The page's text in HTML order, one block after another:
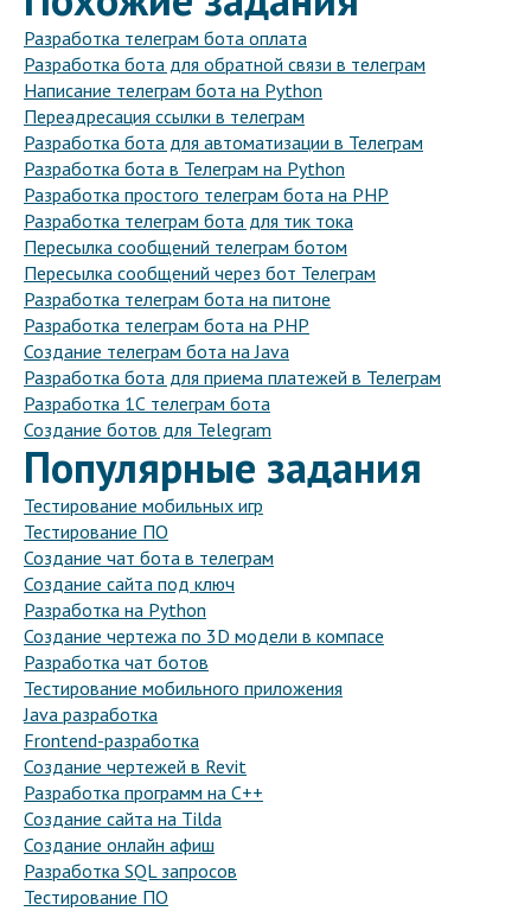
Разработка телеграм бота оплата
Разработка бота для обратной связи в телеграм
Написание телеграм бота на Python
Переадресация ссылки в телеграм
Разработка бота для автоматизации в Телеграм
Разработка бота в Телеграм на Python
Разработка простого телеграм бота на PHP
Разработка телеграм бота для тик тока
Пересылка сообщений телеграм ботом
Пересылка сообщений через бот Телеграм
Разработка телеграм бота на питоне
Разработка телеграм бота на PHP
Создание телеграм бота на Java
Разработка бота для приема платежей в Телеграм
Разработка 1С телеграм бота
Создание ботов для Telegram
Популярные задания
Тестирование мобильных игр
Тестирование ПО
Создание чат бота в телеграм
Создание сайта под ключ
Разработка на Python
Создание чертежа по 3D модели в компасе
Разработка чат ботов
Тестирование мобильного приложения
Java разработка
Frontend-разработка
Создание чертежей в Revit
Разработка программ на C++
Создание сайта на Tilda
Создание онлайн афиш
Разработка SQL запросов
Тестирование ПО